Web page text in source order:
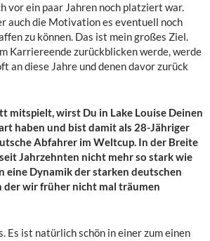
vor ein paar Jahren noch platziert war.
auch die Motivation es eventuell noch
zu können. Das ist mein großes Ziel.
Karriereende zurückblicken werde, werde
an diese Jahre und denen davor zurück
mitspielt, wirst Du in Lake Louise Deinen
haben und bist damit als 28-Jähriger
Abfahrer im Weltcup. In der Breite
Jahrzehnten nicht mehr so stark wie
eine Dynamik der starken deutschen
der wir früher nicht mal träumen
Es ist natürlich schön in einer zum einen